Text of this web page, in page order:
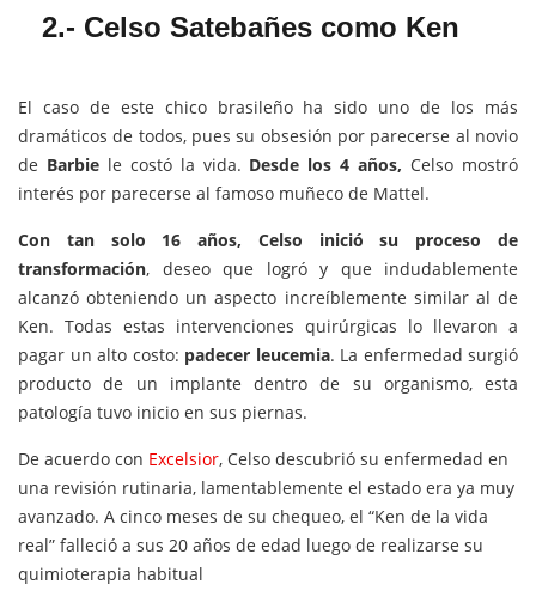
2.- Celso Satebañes como Ken
El caso de este chico brasileño ha sido uno de los más
dramáticos de todos, pues su obsesión por parecerse al novio
de Barbiele costó la vida. Desde los 4 años, Celso mostró
interés por parecerse al famoso muñeco de Mattel.
Con tan solo 16 años, Celso inició su proceso de
transformación, deseo que logró y que indudablemente
alcanzó obteniendo un aspecto increíblemente similar al de
Ken. Todas estas intervenciones quirúrgicas lo llevaron a
pagar un alto costo: padecer leucemia. La enfermedad surgió
producto de un implante dentro de su organismo, esta
patología tuvo inicio en sus piernas.
De acuerdo con Excelsior, Celso descubrió su enfermedad en
una revisión rutinaria, lamentablemente el estado era ya muy
avanzado. A cinco meses de su chequeo, el “Ken de la vida
real” falleció a sus 20 años de edad luego de realizarse su
quimioterapia habitual